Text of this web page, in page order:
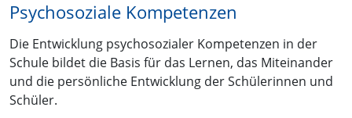
Psychosoziale Kompetenzen
Die Entwicklung psychosozialer Kompetenzen in der
Schule bildet die Basis für das Lernen, das Miteinander
und die persönliche Entwicklung der Schülerinnen und
Schüler.